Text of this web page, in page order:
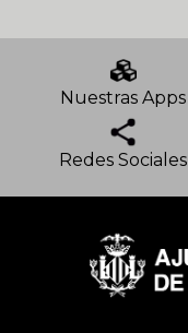
Nuestras Apps
Redes Sociales